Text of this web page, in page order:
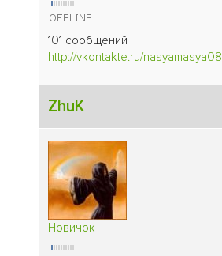
101 сообщений
http://vkontakte.ru/nasyamasya08
ZhuK
Новичок